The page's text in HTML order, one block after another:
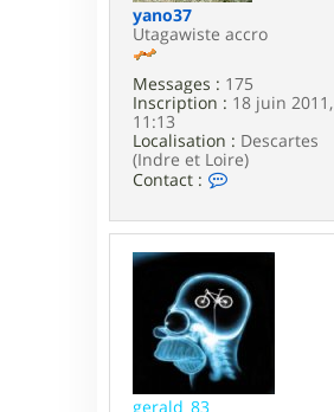
yano37
Utagawiste accro
Messages : 175
Inscription : 18 juin 2011,
11:13
Localisation : Descartes
(Indre et Loire)
Contact :
t
a
c
t
e
r
y
a
n
gerald_83